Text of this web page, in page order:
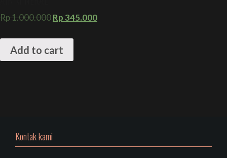
Rp1.000.000Rp345.000
Add to cart
Kontak kami